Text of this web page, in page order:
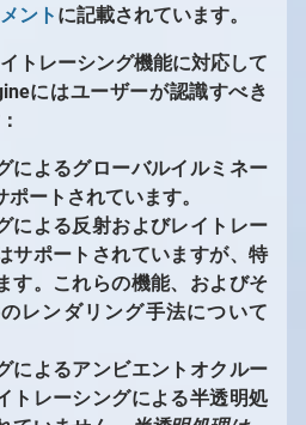
ント に記載されています。
トレーシング機能に対応して
にはユーザーが認識すべき
によるグローバルイルミネー
ートされています。
による反射およびレイトレー
サポートされていますが、特
す。これらの機能、およびそ
レンダリング手法について
によるアンビエントオクルー
トレーシングによる半透明処